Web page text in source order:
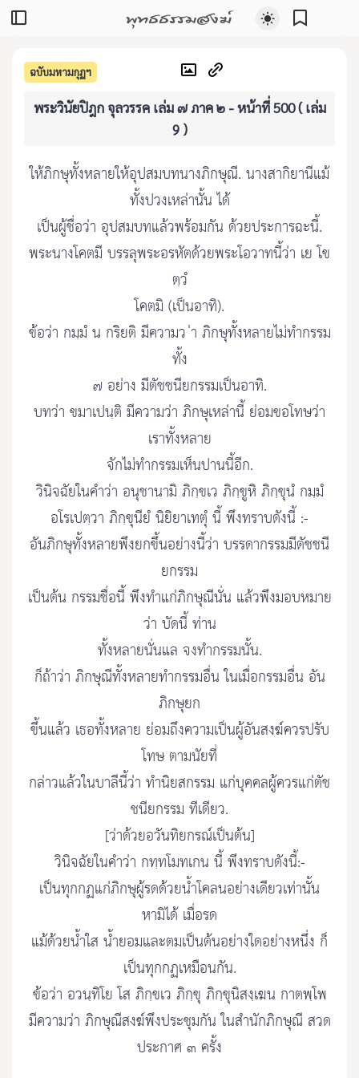
พุทธธรรมสงฆ์
ฉบับมหามกุฏฯ
พระวินัยปิฎก จุลวรรค เล่ม ๗ ภาค ๒ - หน้าที่ 500 ( เล่ม
9 )
ให้ภิกษุทั้งหลายให้อุปสมบทนางภิกษุณี. นางสากิยานีแม้
ทั้งปวงเหล่านั้น ได้
เป็นผู้ชื่อว่า อุปสมบทแล้วพร้อมกัน ด้วยประการฉะนี้.
พระนางโคตมี บรรลุพระอรหัตด้วยพระโอวาทนี้ว่า เย โข
ตฺวํ
โคตมิ (เป็นอาทิ).
ข้อว่า กมฺมํ น กริยติ มีความว ่า ภิกษุทั้งหลายไม่ทำกรรม
ทั้ง
๗ อย่าง มีตัชชนียกรรมเป็นอาทิ.
บทว่า ขมาเปนฺติ มีความว่า ภิกษุเหล่านี้ ย่อมขอโทษว่า
เราทั้งหลาย
จักไม่ทำกรรมเห็นปานนี้อีก.
วินิจฉัยในคำว่า อนุชานามิ ภิกฺขเว ภิกฺขูหิ ภิกฺขุนํ กมฺมํ
อโรเปตฺวา ภิกฺขุนียํ นิยิยาเทตุํ นี้ พึงทราบดังนี้ :-
อันภิกษุทั้งหลายพึงยกขึ้นอย่างนี้ว่า บรรดากรรมมีตัชชนี
ยกรรม
เป็นต้น กรรมชื่อนี้ พึงทำแก่ภิกษุณีนั่น แล้วพึงมอบหมาย
ว่า บัดนี้ ท่าน
ทั้งหลายนั่นแล จงทำกรรมนั้น.
ก็ถ้าว่า ภิกษุณีทั้งหลายทำกรรมอื่น ในเมื่อกรรมอื่น อัน
ภิกษุยก
ขึ้นแล้ว เธอทั้งหลาย ย่อมถึงความเป็นผู้อันสงฆ์ควรปรับ
โทษ ตามนัยที่
กล่าวแล้วในบาลีนี้ว่า ทำนิยสกรรม แก่บุคคลผู้ควรแก่ตัช
ชนียกรรม ทีเดียว.
[ว่าด้วยอวันทิยกรณ์เป็นต้น]
วินิจฉัยในคำว่า กทฺทโมทเกน นี้ พึงทราบดังนี้:-
เป็นทุกกฏแก่ภิกษุผู้รดด้วยน้ำโคลนอย่างเดียวเท่านั้น
หามิได้ เมื่อรด
แม้ด้วยน้ำใส น้ำยอมและตมเป็นต้นอย่างใดอย่างหนึ่ง ก็
เป็นทุกกฏเหมือนกัน.
ข้อว่า อวนฺทิโย โส ภิกฺขเว ภิกฺขุ ภิกฺขุนิสงฺเฆน กาตพฺโพ
มีความว่า ภิกษุณีสงฆ์พึงประชุมกัน ในสำนักภิกษุณี สวด
ประกาศ ๓ ครั้ง